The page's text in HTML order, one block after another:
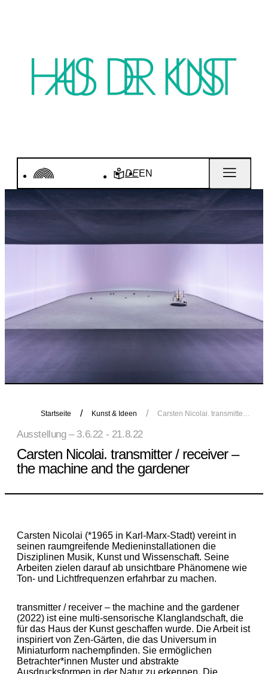
DEEN
Startseite Kunst & Ideen
Ausstellung – 3.6.22 - 21.8.22
Carsten Nicolai. transmitter / receiver –
the machine and the gardener
Carsten Nicolai (*1965 in Karl-Marx-Stadt) vereint in
seinen raumgreifende Medieninstallationen die
Disziplinen Musik, Kunst und Wissenschaft. Seine
Arbeiten zielen darauf ab unsichtbare Phänomene wie
Ton- und Lichtfrequenzen erfahrbar zu machen.
transmitter / receiver – the machine and the gardener
(2022) ist eine multi-sensorische Klanglandschaft, die
für das Haus der Kunst geschaffen wurde. Die Arbeit ist
inspiriert von Zen-Gärten, die das Universum in
Miniaturform nachempfinden. Sie ermöglichen
Betrachter*innen Muster und abstrakte
Ausdrucksformen in der Natur zu erkennen. Die